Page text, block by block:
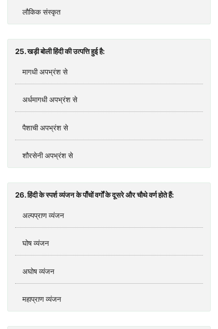
लौकिक संस्‍कृत
25. खड़ी बोली हिंदी की उत्पत्ति हुई है:
मागधी अपभ्रंश से
अर्धमागधी अपभ्रंश से
पैशाची अपभ्रंश से
शौरसेनी अपभ्रंश से
26. हिंदी के स्‍पर्श व्‍यंजन के पाँचों वर्गों के दूसरे और चौथे वर्ण होते हैं:
अल्‍पप्राण व्‍यंजन
घोष व्‍यंजन
अघोष व्‍यंजन
महाप्राण व्‍यंजन